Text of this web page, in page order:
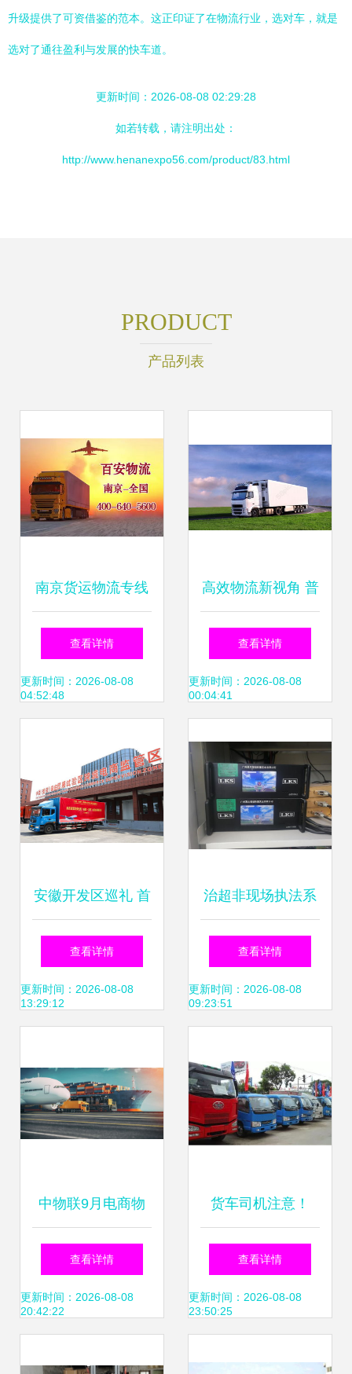
升级提供了可资借鉴的范本。这正印证了在物流行业，选对车，就是
选对了通往盈利与发展的快车道。
更新时间：2026-08-08 02:29:28
如若转载，请注明出处：
http://www.henanexpo56.com/product/83.html
PRODUCT
产品列表
南京货运物流专线
公司与普通道路货
物运输代理 服务模
查看详情
更新时间：2026-08-08
04:52:48
高效物流新视角 普
通道路货物运输代
理的现状与未来
查看详情
更新时间：2026-08-08
00:04:41
安徽开发区巡礼 首
站走进合肥蜀山经
济技术开发区——
业扬帆出海
查看详情
更新时间：2026-08-08
13:29:12
治超非现场执法系
统在普通道路货物
运输代理领域的治
查看详情
更新时间：2026-08-08
09:23:51
中物联9月电商物
流指数回升至
114.4点，普通道
查看详情
更新时间：2026-08-08
20:42:22
货车司机注意！
2018元旦起，这些
政策要实施——千
查看详情
更新时间：2026-08-08
23:50:25